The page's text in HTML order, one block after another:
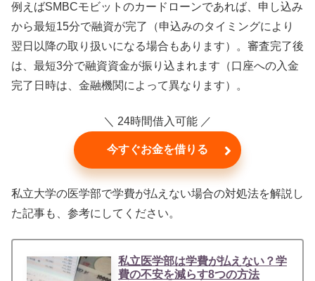
例えばSMBCモビットのカードローンであれば、申し込み
から最短15分で融資が完了（申込みのタイミングにより
翌日以降の取り扱いになる場合もあります）。審査完了後
は、最短3分で融資資金が振り込まれます（口座への入金
完了日時は、金融機関によって異なります）。
＼ 24時間借入可能 ／
今すぐお金を借りる
私立大学の医学部で学費が払えない場合の対処法を解説し
た記事も、参考にしてください。
私立医学部は学費が払えない？学
費の不安を減らす8つの方法